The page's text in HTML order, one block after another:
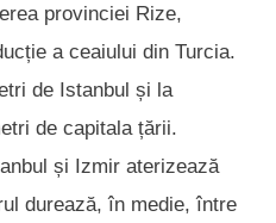
provinciei Rize,
a ceaiului din Turcia.
de Istanbul și la
de capitala țării.
și Izmir aterizează
durează, în medie, între